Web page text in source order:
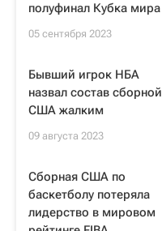
полуфинал Кубка мира
05 сентября 2023
Бывший игрок НБА
назвал состав сборной
США жалким
09 августа 2023
Сборная США по
баскетболу потеряла
лидерство в мировом